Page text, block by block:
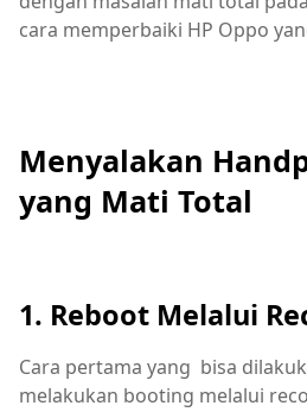
cara memperbaiki HP Oppo
Menyalakan
yang Mati Total
1. Reboot Melalui
Cara pertama yang bisa
melakukan booting melalui